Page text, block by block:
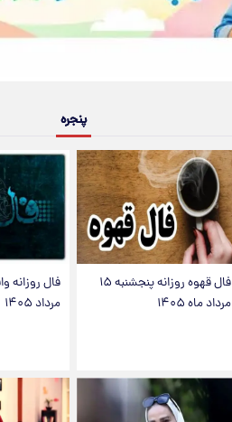
پنجره
فال قهوه روزانه پنجشنبه ۱۵
مرداد ماه ۱۴۰۵
مرداد ۱۴۰۵